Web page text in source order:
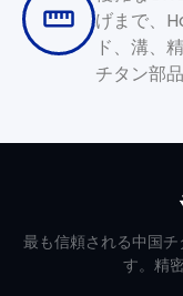
げまで、
ド、溝、
チタン部
最も信頼される中国
す。精